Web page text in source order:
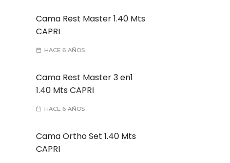
Cama Rest Master 1.40 Mts
CAPRI
HACE 6 AÑOS
Cama Rest Master 3 en1
1.40 Mts CAPRI
HACE 6 AÑOS
Cama Ortho Set 1.40 Mts
CAPRI